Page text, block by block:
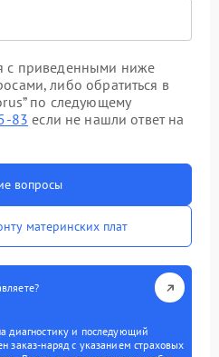
с приведенными ниже
либо обратиться в
по следующему
83 если не нашли ответ на
вопросы
материнских плат
диагностику и последующий
заказ-наряд с указанием страховых